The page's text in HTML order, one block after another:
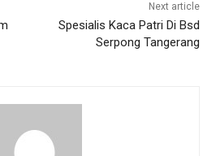
Next article
Spesialis Kaca Patri Di Bsd
Serpong Tangerang